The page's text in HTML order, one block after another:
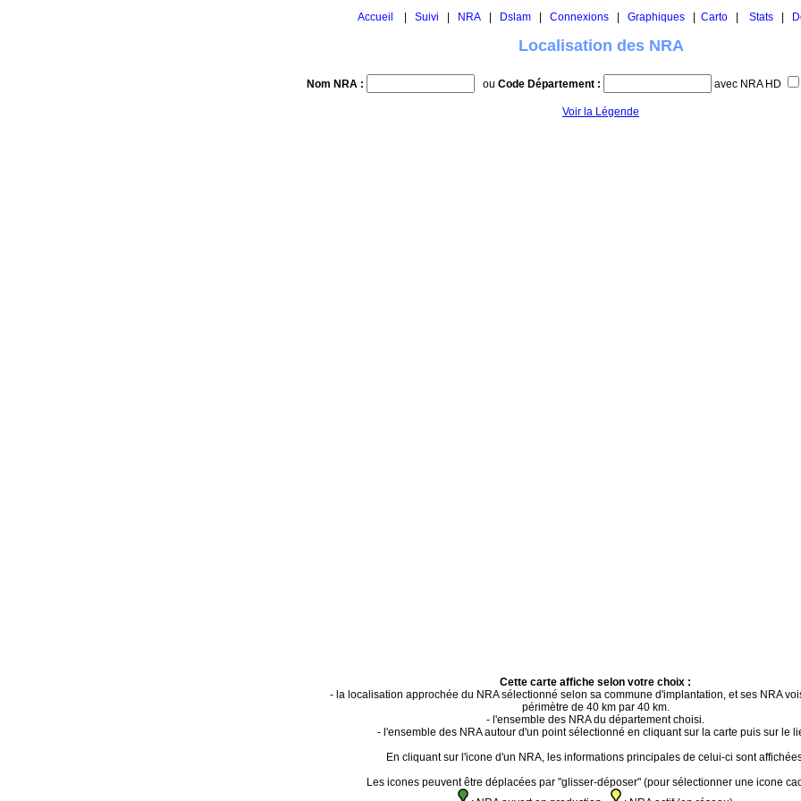
Accueil Suivi NRA Dslam Connexions Graphiques Carto Stats
Localisation des NRA
Nom NRA : ou Code Département : avec NRA HD
Voir la Légende
Cette carte affiche selon votre choix :
- la localisation approchée du NRA sélectionné selon sa commune d'implantation, et ses NRA
périmètre de 40 km par 40 km.
- l'ensemble des NRA du département choisi.
- l'ensemble des NRA autour d'un point sélectionné en cliquant sur la carte puis sur le
En cliquant sur l'icone d'un NRA, les informations principales de celui-ci sont
Les icones peuvent être déplacées par "glisser-déposer" (pour sélectionner une icone